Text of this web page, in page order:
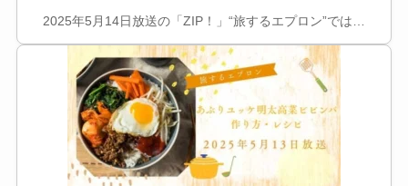
2025年5月14日放送の「ZIP！」“旅するエプロン”では…